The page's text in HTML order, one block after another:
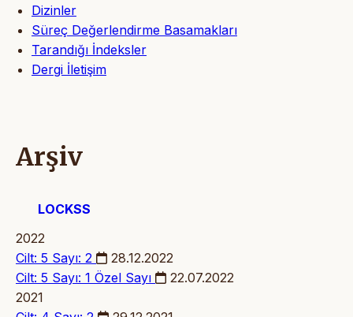
Dizinler
Süreç Değerlendirme Basamakları
Tarandığı İndeksler
Dergi İletişim
Arşiv
LOCKSS
2022
Cilt: 5 Sayı: 2
28.12.2022
Cilt: 5 Sayı: 1 Özel Sayı
22.07.2022
2021